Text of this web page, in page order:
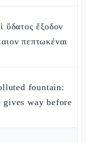
ὕδατος ἔξοδον
πεπτωκέναι
fountain:
gives way before